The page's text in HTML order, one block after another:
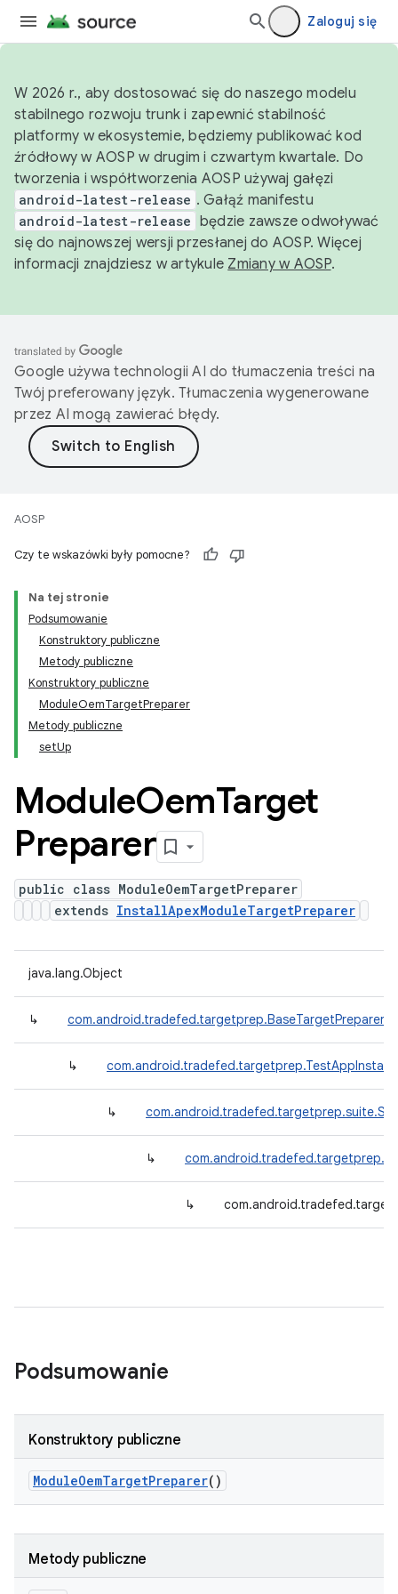
Zaloguj się
W 2026 r., aby dostosować się do naszego modelu
stabilnego rozwoju trunk i zapewnić stabilność
platformy w ekosystemie, będziemy publikować kod
źródłowy w AOSP w drugim i czwartym kwartale. Do
tworzenia i współtworzenia AOSP używaj gałęzi
android-latest-release . Gałąź manifestu
android-latest-release będzie zawsze odwoływać
się do najnowszej wersji przesłanej do AOSP. Więcej
informacji znajdziesz w artykule Zmiany w AOSP.
Google używa technologii AI do tłumaczenia treści na
Twój preferowany język. Tłumaczenia wygenerowane
przez AI mogą zawierać błędy.
AOSP
Czy te wskazówki były pomocne?
Na tej stronie
Podsumowanie
Konstruktory publiczne
Metody publiczne
Konstruktory publiczne
ModuleOemTargetPreparer
Metody publiczne
setUp
ModuleOemTarget
Preparer
public class ModuleOemTargetPreparer
extends InstallApexModuleTargetPreparer
java.lang.Object
↳ com.android.tradefed.targetprep.BaseTargetPreparer
↳
↳
↳
↳
Podsumowanie
Konstruktory publiczne
ModuleOemTargetPreparer()
Metody publiczne